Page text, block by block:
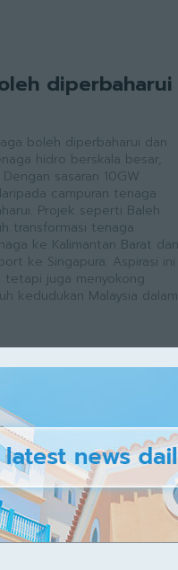
diperbaharui
boleh diperbaharui dan
hidro berskala besar,
campuran tenaga
Projek seperti Baleh
transformasi tenaga
ke Singapura. Aspirasi ini
tetapi juga menyokong
kedudukan Malaysia dalam
Syariah dan
Perteguh
(JPSS) dan Mahkamah
penting dalam
JPSS memastikan